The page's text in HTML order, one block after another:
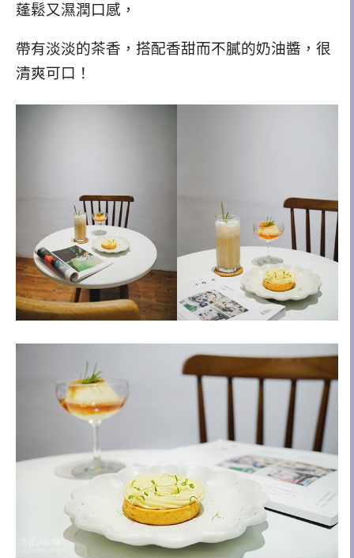
蓬鬆又濕潤口感，
帶有淡淡的茶香，搭配香甜而不膩的奶油醬，很
清爽可口！